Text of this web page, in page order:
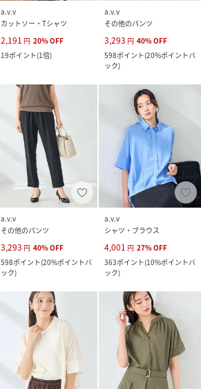
a.v.v
カットソー・Tシャツ
2,191 円 20%OFF
19ポイント(1倍)
a.v.v
その他のパンツ
3,293 円 40%OFF
598ポイント(20%ポイントバ
ック)
a.v.v
その他のパンツ
3,293 円 40%OFF
598ポイント(20%ポイントバ
ック)
a.v.v
シャツ・ブラウス
4,001 円 27%OFF
363ポイント(10%ポイントバ
ック)